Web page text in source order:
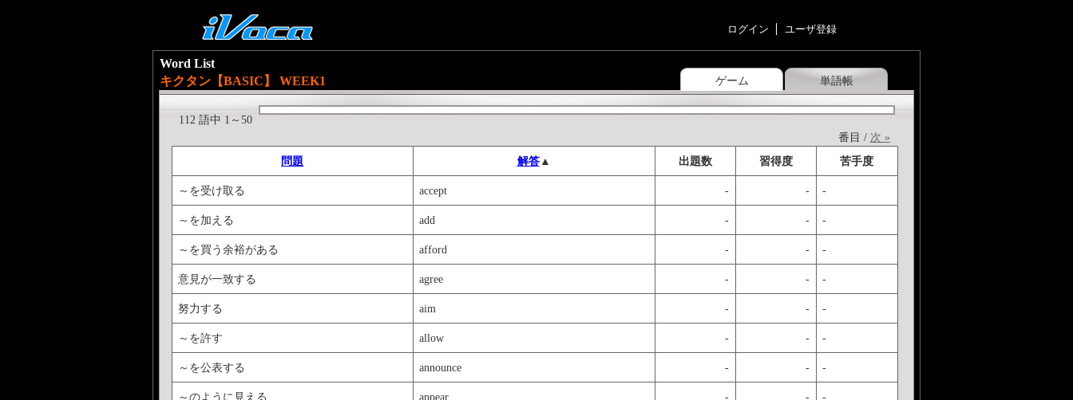
ログイン ユーザ登録
ゲーム 単語帳
Word List
キクタン【BASIC】 WEEK1
112 語中 1～50
番目 / 次 »
問題
解答▲ 出題数 習得度 苦手度
～を受け取る accept - - -
～を加える add - - -
～を買う余裕がある afford - - -
意見が一致する agree - - -
努力する aim - - -
～を許す allow - - -
～を公表する announce - - -
～のように見える appear - - -